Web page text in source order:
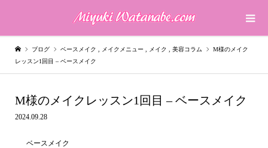
ブログ ベースメイク メイクメニュー メイク 美容コラム
M様のメイク
レッスン1回目 – ベースメイク
M様のメイクレッスン1回目 – ベースメイク
2024.09.28
ベースメイク